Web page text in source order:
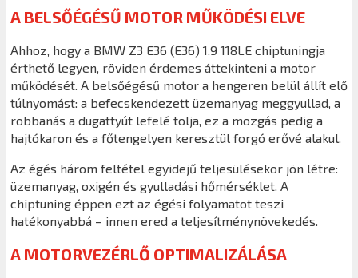
A BELSŐÉGÉSŰ MOTOR MŰKÖDÉSI ELVE
Ahhoz, hogy a BMW Z3 E36 (E36) 1.9 118LE chiptuningja
érthető legyen, röviden érdemes áttekinteni a motor
működését. A belsőégésű motor a hengeren belül állít elő
túlnyomást: a befecskendezett üzemanyag meggyullad, a
robbanás a dugattyút lefelé tolja, ez a mozgás pedig a
hajtókaron és a főtengelyen keresztül forgó erővé alakul.
Az égés három feltétel egyidejű teljesülésekor jön létre:
üzemanyag, oxigén és gyulladási hőmérséklet. A
chiptuning éppen ezt az égési folyamatot teszi
hatékonyabbá – innen ered a teljesítménynövekedés.
A MOTORVEZÉRLŐ OPTIMALIZÁLÁSA